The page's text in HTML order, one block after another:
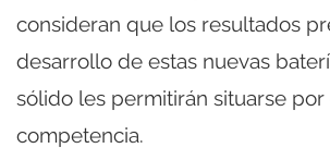
consideran que los resultados
desarrollo de estas nuevas
sólido les permitirán situarse
competencia.